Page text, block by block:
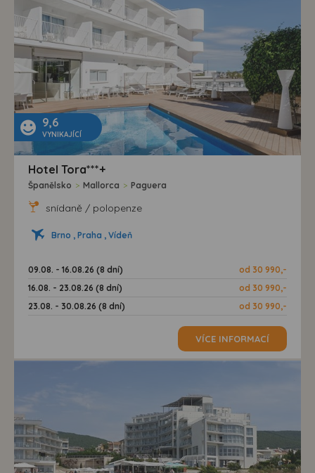
9,6
VYNIKAJÍCÍ
Hotel Tora***+
Španělsko > Mallorca > Paguera
snídaně / polopenze
Brno , Praha , Vídeň
09.08. - 16.08.26 (8 dní)
od 30 990,-
16.08. - 23.08.26 (8 dní)
od 30 990,-
23.08. - 30.08.26 (8 dní)
od 30 990,-
VÍCE INFORMACÍ